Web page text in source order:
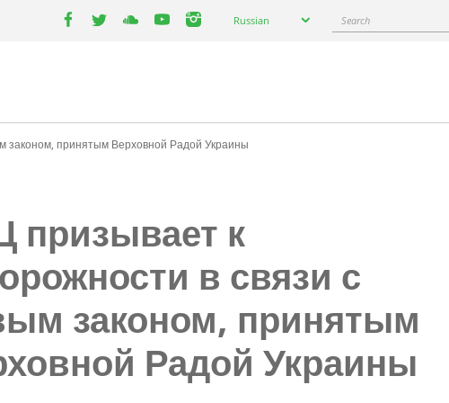
Russian Search
законом, принятым Верховной Радой Украины
призывает к
в связи с
законом, принятым
Радой Украины